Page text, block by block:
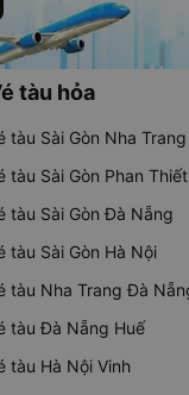
tàu hỏa
tàu Sài Gòn Nha Trang
tàu Sài Gòn Phan Thiết
tàu Sài Gòn Đà Nẵng
tàu Sài Gòn Hà Nội
tàu Nha Trang Đà
tàu Đà Nẵng Huế
tàu Hà Nội Vinh